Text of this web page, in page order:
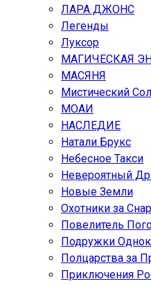
ЛАРА ДЖОНС
Легенды
Луксор
МАГИЧЕСКАЯ
МАСЯНЯ
Мистический
МОАИ
НАСЛЕДИЕ
Натали Брукс
Небесное Такси
Невероятный
Новые Земли
Охотники за
Повелитель
Подружки
Полцарства за
Приключения